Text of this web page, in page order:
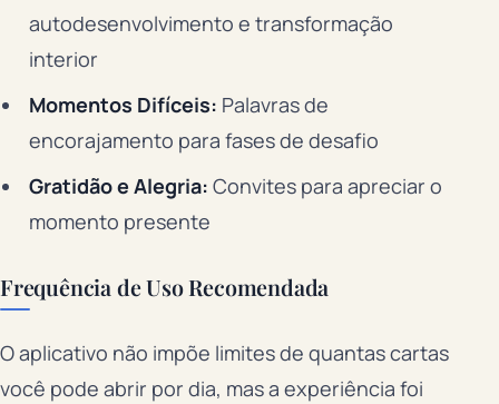
autodesenvolvimento e transformação
interior
Momentos Difíceis: Palavras de
encorajamento para fases de desafio
Gratidão e Alegria: Convites para apreciar o
momento presente
Frequência de Uso Recomendada
O aplicativo não impõe limites de quantas cartas
você pode abrir por dia, mas a experiência foi